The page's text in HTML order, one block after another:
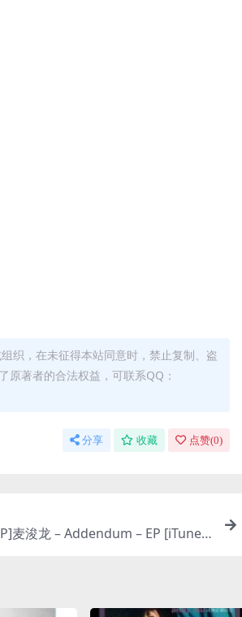
织，在未征得本站同意时，禁止复制、盗
原著者的合法权益，可联系QQ：
分享 收藏 点赞(0)
麦浚龙 – Addendum – EP [iTunes